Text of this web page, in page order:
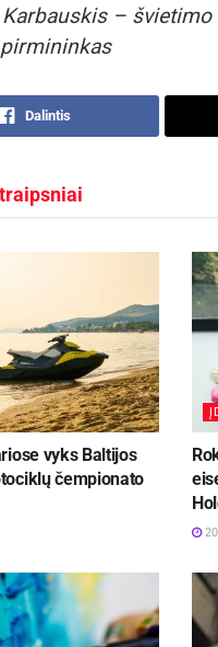
Karbauskis –
Dalintis
vyks Baltijos
čempionato